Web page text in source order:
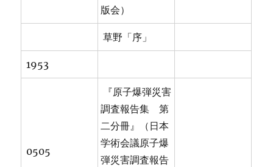
版会）
草野「序」
1953
0505
『原子爆弾災害
調査報告集 第
二分冊』（日本
学術会議原子爆
弾災害調査報告